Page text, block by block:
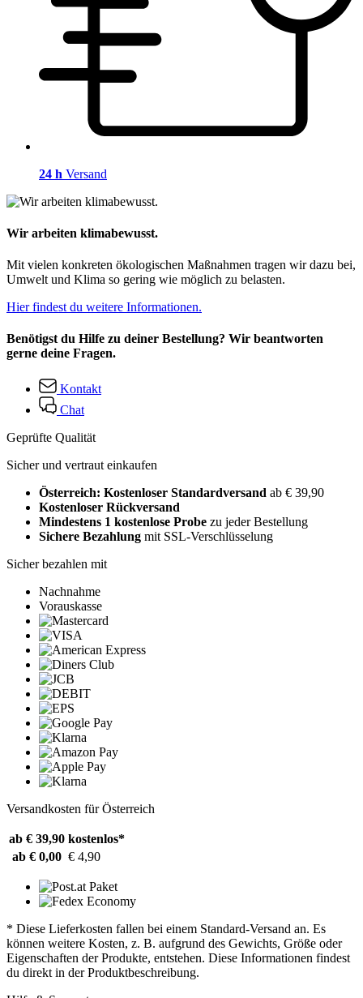
24 h Versand
Wir arbeiten klimabewusst.
Mit vielen konkreten ökologischen Maßnahmen tragen wir dazu bei,
Umwelt und Klima so gering wie möglich zu belasten.
Hier findest du weitere Informationen.
Benötigst du Hilfe zu deiner Bestellung? Wir beantworten
gerne deine Fragen.
Kontakt
Chat
Geprüfte Qualität
Sicher und vertraut einkaufen
Österreich: Kostenloser Standardversand ab € 39,90
Kostenloser Rückversand
Mindestens 1 kostenlose Probe zu jeder Bestellung
Sichere Bezahlung mit SSL-Verschlüsselung
Sicher bezahlen mit
Nachnahme
Vorauskasse
Versandkosten für Österreich
ab € 39,90 kostenlos*
ab € 0,00 € 4,90
* Diese Lieferkosten fallen bei einem Standard-Versand an. Es
können weitere Kosten, z. B. aufgrund des Gewichts, Größe oder
Eigenschaften der Produkte, entstehen. Diese Informationen findest
du direkt in der Produktbeschreibung.